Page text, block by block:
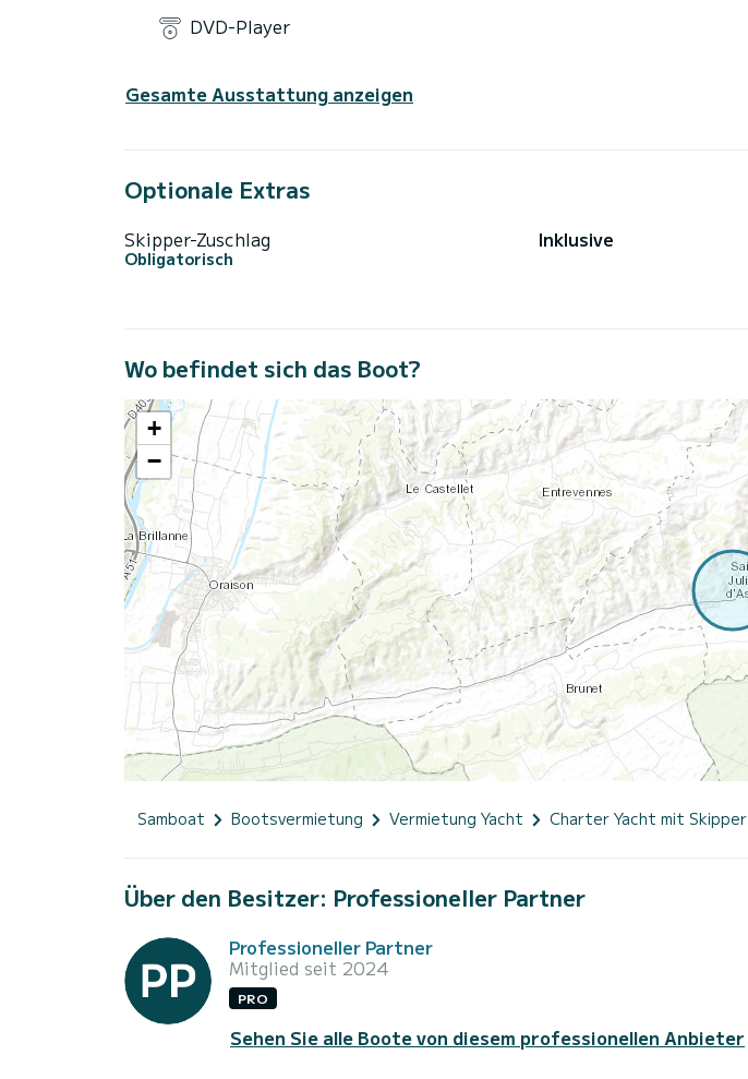
DVD-Player
Gesamte Ausstattung anzeigen
Optionale Extras
Skipper-Zuschlag
Obligatorisch
Inklusive
Wo befindet sich das Boot?
+
−
Samboat Bootsvermietung Vermietung Yacht Charter Yacht mit Skipper
Über den Besitzer: Professioneller Partner
Professioneller Partner
Mitglied seit 2024
PRO
Sehen Sie alle Boote von diesem professionellen Anbieter